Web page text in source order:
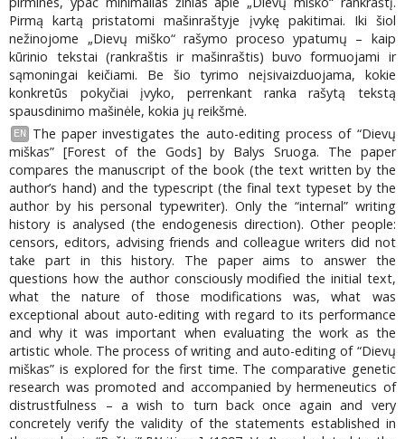
Pirmą kartą pristatomi mašinraštyje įvykę pakitimai. Iki šiol
nežinojome „Dievų miško“ rašymo proceso ypatumų – kaip
kūrinio tekstai (rankraštis ir mašinraštis) buvo formuojami ir
sąmoningai keičiami. Be šio tyrimo neįsivaizduojama, kokie
konkretūs pokyčiai įvyko, perrenkant ranka rašytą tekstą
spausdinimo mašinėle, kokia jų reikšmė.
EN
The paper investigates the auto-editing process of “Dievų
miškas” [Forest of the Gods] by Balys Sruoga. The paper
compares the manuscript of the book (the text written by the
author’s hand) and the typescript (the final text typeset by the
author by his personal typewriter). Only the “internal” writing
history is analysed (the endogenesis direction). Other people:
censors, editors, advising friends and colleague writers did not
take part in this history. The paper aims to answer the
questions how the author consciously modified the initial text,
what the nature of those modifications was, what was
exceptional about auto-editing with regard to its performance
and why it was important when evaluating the work as the
artistic whole. The process of writing and auto-editing of “Dievų
miškas” is explored for the first time. The comparative genetic
research was promoted and accompanied by hermeneutics of
distrustfulness – a wish to turn back once again and very
concretely verify the validity of the statements established in